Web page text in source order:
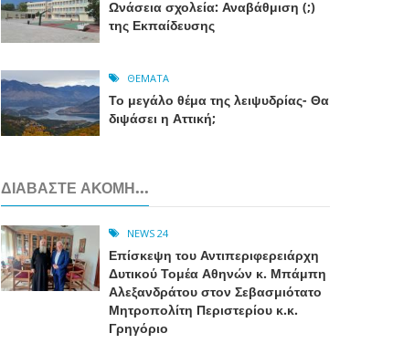
Ωνάσεια σχολεία: Αναβάθμιση (;)
της Εκπαίδευσης
ΘΈΜΑΤΑ
Το μεγάλο θέμα της λειψυδρίας- Θα
διψάσει η Αττική;
ΔΙΑΒΆΣΤΕ ΑΚΌΜΗ...
NEWS 24
Επίσκεψη του Αντιπεριφερειάρχη
Δυτικού Τομέα Αθηνών κ. Μπάμπη
Αλεξανδράτου στον Σεβασμιότατο
Μητροπολίτη Περιστερίου κ.κ.
Γρηγόριο